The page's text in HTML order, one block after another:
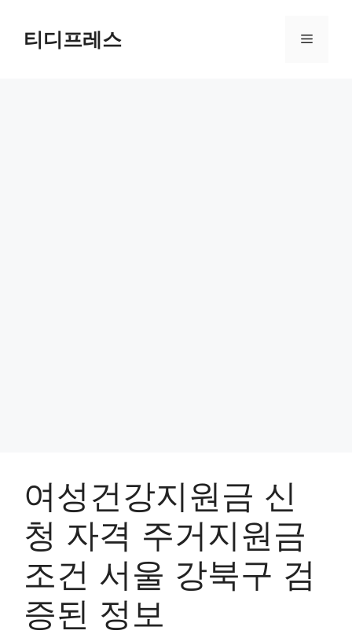
티디프레스 메
여성건강지원금 신
청 자격 주거지원금
조건 서울 강북구 검
증된 정보